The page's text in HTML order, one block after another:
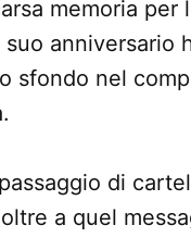
memoria
anniversario
sfondo nel
di
a quel